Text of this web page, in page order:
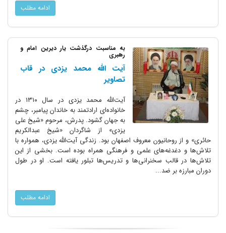
ادامه مطلب
به مناسبت درگذشت یار دیرین امام و
رهبری
آیت الله محمد یزدی در قاب
تصاویر
آیت‌الله محمد یزدی در سال ۱۳۱۰ در
خانواده‌‌ای ارادتمند به خاندان پیامبر، چشم
به جهان گشود. پدرش، مرحوم «شیخ علی
یزدی» از شاگردان «شیخ عبدالکریم
حائری» و از روحانیون معروف اصفهان بود. زندگی آیت‌الله یزدی، همواره با
تلاش‌ها و دغدغه‌‌های علمی و فرهنگی همراه بوده است. بخشی از این
تلاش‌ها در قالب سخنرانی‌ها و تدریس‌ها تبلور یافته است. او در طول
دوران مبارزه بر ضد...
ادامه مطلب